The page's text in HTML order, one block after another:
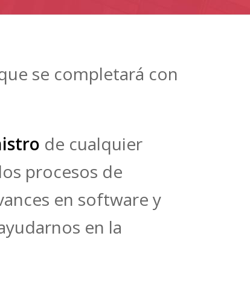
se completará con
de cualquier
procesos de
en software y
en la